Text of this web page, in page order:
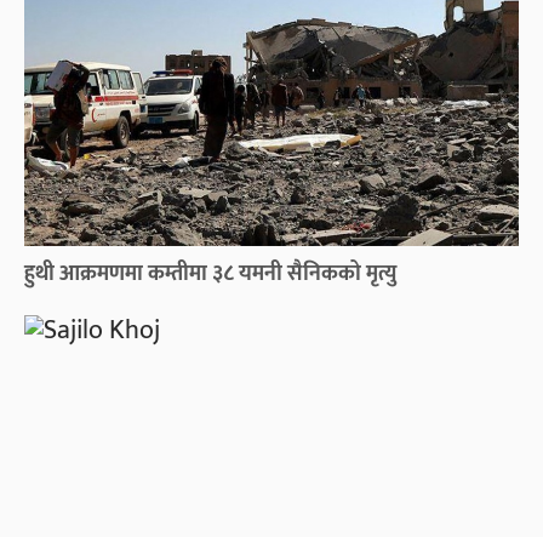
हुथी आक्रमणमा कम्तीमा ३८ यमनी सैनिकको मृत्यु